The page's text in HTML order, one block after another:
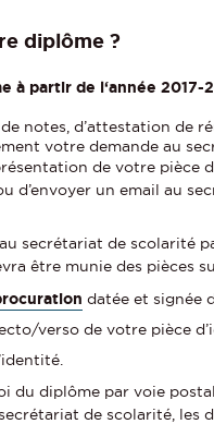
diplôme ?
à partir de l‘année 2017-
notes, d’attestation de
votre demande au
de votre pièce
d’envoyer un email au
secrétariat de scolarité
être munie des pièces
datée et signée
verso de votre pièce
du diplôme par voie
secrétariat de scolarité, les